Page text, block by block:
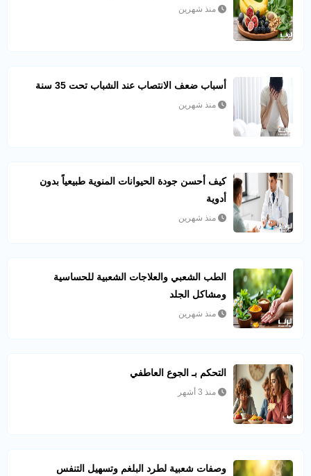
منذ شهرين
أسباب ضعف الانتصاب عند الشباب تحت 35 سنة
منذ شهرين
كيف أحسن جودة الحيوانات المنوية طبيعياً بدون
أدوية
منذ شهرين
الطب الشعبي والعلاجات الشعبية للحساسية
ومشاكل الجلد
منذ شهرين
التحكم بـ الجوع العاطفي
منذ 3 أشهر
وصفات شعبية لطرد البلغم وتسهيل التنفس